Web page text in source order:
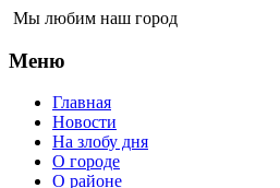
Мы любим наш город
Меню
Главная
Новости
На злобу дня
О городе
О районе